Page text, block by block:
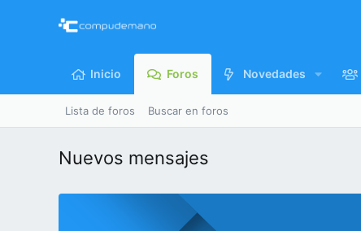
Inicio Foros Novedades
Lista de foros Buscar en foros
Nuevos mensajes